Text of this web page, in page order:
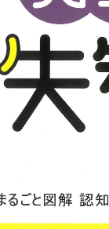
科植物圖譜：探索
的演化、歷史與種